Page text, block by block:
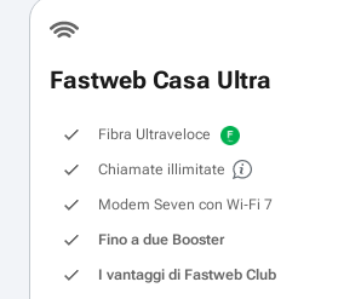
Fastweb Casa Ultra
Fibra Ultraveloce
Chiamate illimitate
Modem Seven con Wi‑Fi 7
Fino a due Booster
I vantaggi di Fastweb Club